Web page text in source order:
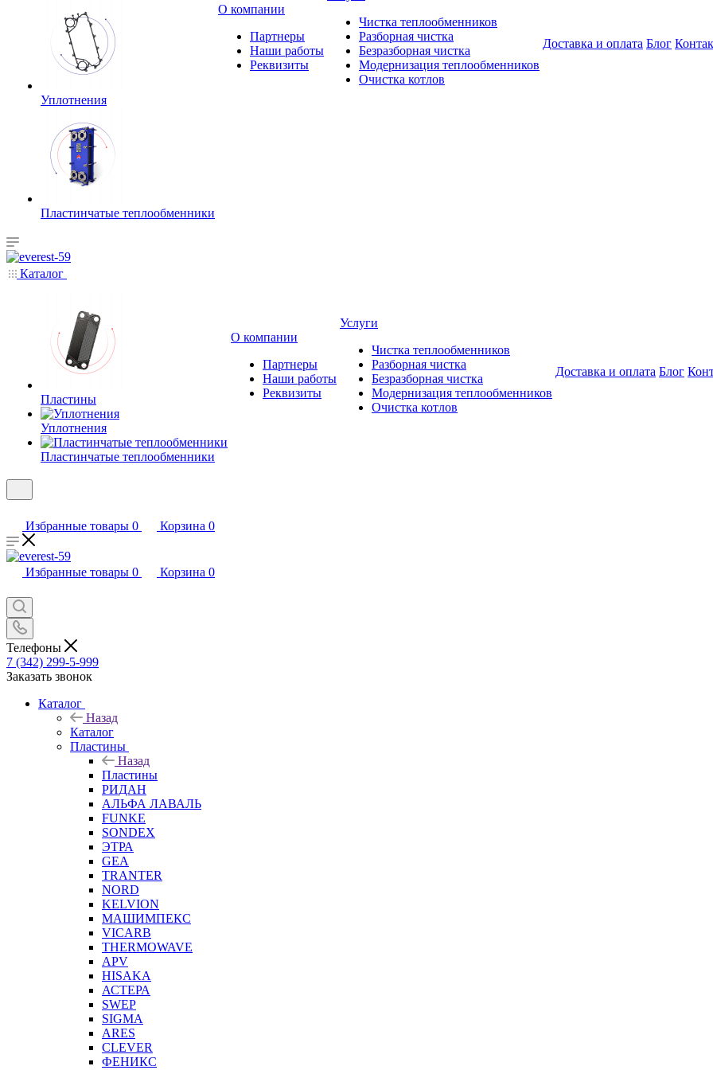
Уплотнения
Пластинчатые теплообменники
О компании
Партнеры
Наши работы
Реквизиты
Чистка теплообменников
Разборная чистка
Безразборная чистка
Модернизация теплообменников
Очистка котлов
Доставка и оплата Блог
Каталог
Пластины
Уплотнения
Пластинчатые теплообменники
О компании
Партнеры
Наши работы
Реквизиты
Услуги
Чистка теплообменников
Разборная чистка
Безразборная чистка
Модернизация теплообменников
Очистка котлов
Доставка и оплата Блог
Избранные товары 0 Корзина 0
Избранные товары 0 Корзина 0
Телефоны
7 (342) 299-5-999
Заказать звонок
Каталог
Назад
Каталог
Пластины
Назад
Пластины
РИДАН
АЛЬФА ЛАВАЛЬ
FUNKE
SONDEX
ЭТРА
GEA
TRANTER
NORD
KELVION
МАШИМПЕКС
VICARB
THERMOWAVE
APV
HISAKA
АСТЕРА
SWEP
SIGMA
ARES
CLEVER
ФЕНИКС